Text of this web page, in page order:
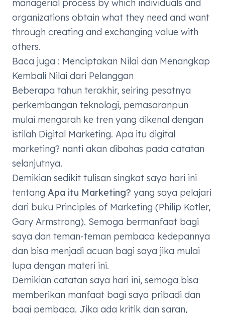
managerial process by which individuals and
organizations obtain what they need and want
through creating and exchanging value with
others.
Baca juga : Menciptakan Nilai dan Menangkap
Kembali Nilai dari Pelanggan
Beberapa tahun terakhir, seiring pesatnya
perkembangan teknologi, pemasaranpun
mulai mengarah ke tren yang dikenal dengan
istilah Digital Marketing. Apa itu digital
marketing? nanti akan dibahas pada catatan
selanjutnya.
Demikian sedikit tulisan singkat saya hari ini
tentang Apa itu Marketing? yang saya pelajari
dari buku Principles of Marketing (Philip Kotler,
Gary Armstrong). Semoga bermanfaat bagi
saya dan teman-teman pembaca kedepannya
dan bisa menjadi acuan bagi saya jika mulai
lupa dengan materi ini.
Demikian catatan saya hari ini, semoga bisa
memberikan manfaat bagi saya pribadi dan
bagi pembaca. Jika ada kritik dan saran,